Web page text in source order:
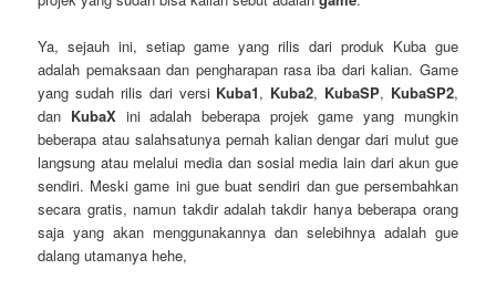
Ya, sejauh ini, setiap game yang rilis dari produk Kuba gue
adalah pemaksaan dan pengharapan rasa iba dari kalian. Game
yang sudah rilis dari versi Kuba1, Kuba2, KubaSP, KubaSP2,
dan KubaXini adalah beberapa projek game yang mungkin
beberapa atau salahsatunya pernah kalian dengar dari mulut gue
langsung atau melalui media dan sosial media lain dari akun gue
sendiri. Meski game ini gue buat sendiri dan gue persembahkan
secara gratis, namun takdir adalah takdir hanya beberapa orang
saja yang akan menggunakannya dan selebihnya adalah gue
dalang utamanya hehe,